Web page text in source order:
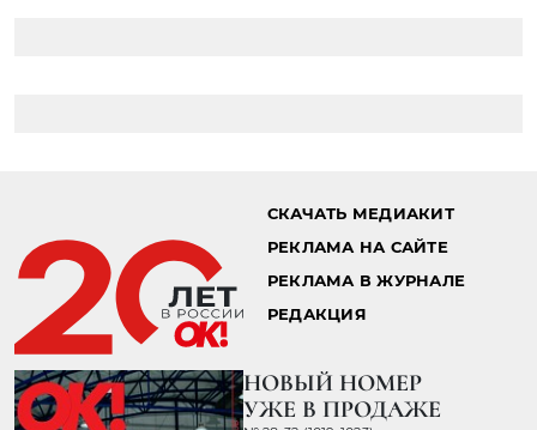
СКАЧАТЬ МЕДИАКИТ
РЕКЛАМА НА САЙТЕ
РЕКЛАМА В ЖУРНАЛЕ
РЕДАКЦИЯ
НОВЫЙ НОМЕР
УЖЕ В ПРОДАЖЕ